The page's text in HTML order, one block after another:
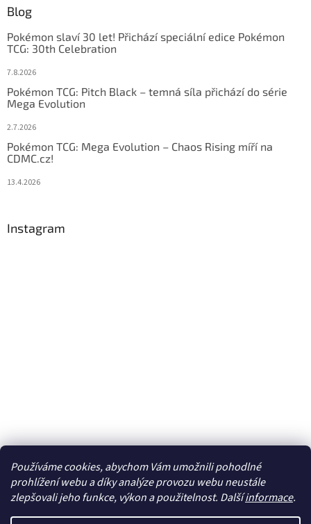
Používáme cookies, abychom Vám umožnili pohodlné
prohlížení webu a díky analýze provozu webu neustále
zlepšovali jeho funkce, výkon a použitelnost. Dalšíinformace.
Blog
Pokémon slaví 30 let! Přichází speciální edice Pokémon
TCG: 30th Celebration
7.8.2026
Pokémon TCG: Pitch Black – temná síla přichází do série
Mega Evolution
2.7.2026
Pokémon TCG: Mega Evolution – Chaos Rising míří na
CDMC.cz!
13.4.2026
Instagram
Sledovat na Instagramu